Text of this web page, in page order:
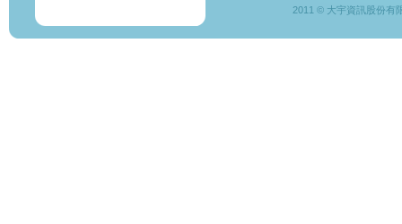
2011 © 大宇資訊股份有